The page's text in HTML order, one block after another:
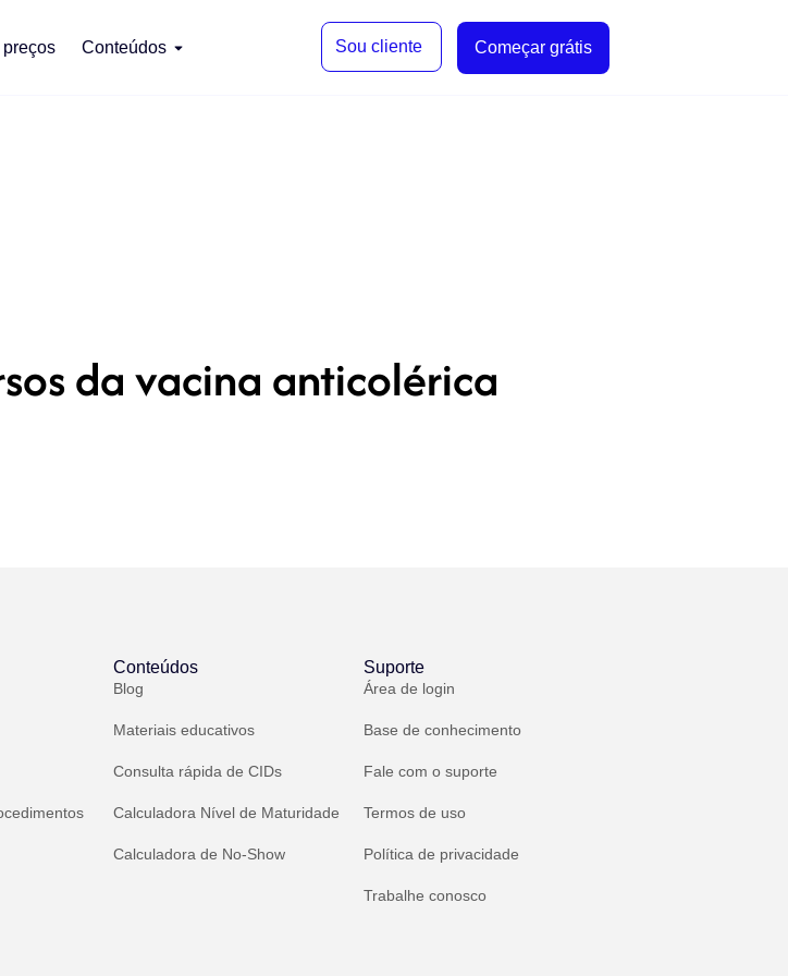
preços Conteúdos Sou cliente Começar grátis
da vacina anticolérica
Conteúdos
Blog
Materiais educativos
Consulta rápida de CIDs
Calculadora Nível de Maturidade
Calculadora de No-Show
Suporte
Área de login
Base de conhecimento
Fale com o suporte
Termos de uso
Política de privacidade
Trabalhe conosco